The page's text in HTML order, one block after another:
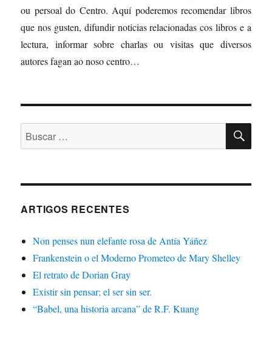
ou persoal do Centro. Aquí poderemos recomendar libros
que nos gusten, difundir noticias relacionadas cos libros e a
lectura, informar sobre charlas ou visitas que diversos
autores fagan ao noso centro…
Buscar:
ARTIGOS RECENTES
Non penses nun elefante rosa de Antía Yáñez
Frankenstein o el Moderno Prometeo de Mary Shelley
El retrato de Dorian Gray
Existir sin pensar; el ser sin ser.
“Babel, una historia arcana” de R.F. Kuang